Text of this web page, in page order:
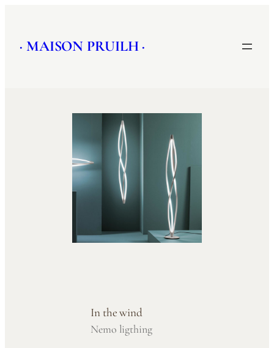
· MAISON PRUILH ·
In the wind
Nemo ligthing